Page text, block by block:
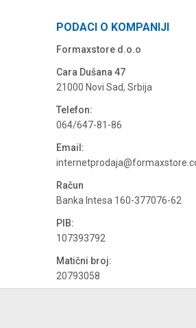
PODACI O KOMPANIJI
Formaxstore d.o.o
Cara Dušana 47
21000 Novi Sad, Srbija
Telefon:
064/647-81-86
Email:
Račun
Banka Intesa 160-377076-62
PIB:
107393792
Matični broj:
20793058